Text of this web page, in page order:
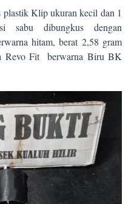
Klip ukuran kecil dan 1
sabu dibungkus dengan
hitam, berat 2,58 gram
Revo Fit berwarna Biru BK